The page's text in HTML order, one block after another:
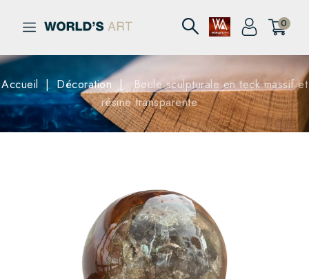
0
Accueil Décoration
Boule sculpturale en teck massif et
résine transparente